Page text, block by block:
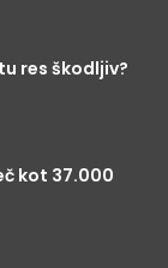
res škodljiv?
kot 37.000